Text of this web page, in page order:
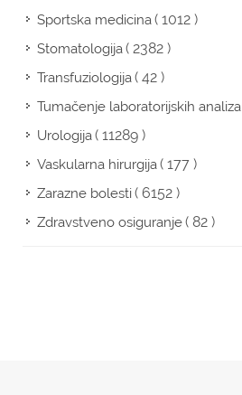
Sportska medicina( 1012 )
Stomatologija( 2382 )
Transfuziologija( 42 )
Tumačenje laboratorijskih analiza
Urologija( 11289 )
Vaskularna hirurgija( 177 )
Zarazne bolesti( 6152 )
Zdravstveno osiguranje( 82 )